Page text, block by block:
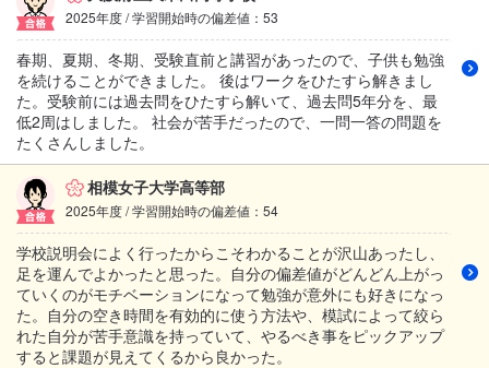
2025年度 / 学習開始時の偏差値：53
春期、夏期、冬期、受験直前と講習があったので、子供も勉強
を続けることができました。 後はワークをひたすら解きまし
た。受験前には過去問をひたすら解いて、過去問5年分を、最
低2周はしました。 社会が苦手だったので、一問一答の問題を
たくさんしました。
相模女子大学高等部
2025年度 / 学習開始時の偏差値：54
学校説明会によく行ったからこそわかることが沢山あったし、
足を運んでよかったと思った。自分の偏差値がどんどん上がっ
ていくのがモチベーションになって勉強が意外にも好きになっ
た。自分の空き時間を有効的に使う方法や、模試によって絞ら
れた自分が苦手意識を持っていて、やるべき事をピックアップ
すると課題が見えてくるから良かった。